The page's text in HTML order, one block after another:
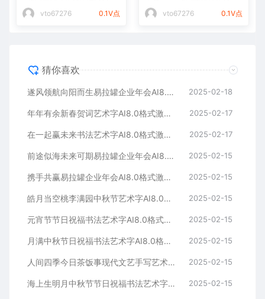
vto67276
0.1V点
vto67276
0.1V点
猜你喜欢
遂风领航向阳而生易拉罐企业年会AI8.0格式激光打标文件通用矢量图 2025-02-18
年年有余新春贺词艺术字AI8.0格式激光打标文件通用矢量图 2025-02-17
在一起赢未来书法艺术字AI8.0格式激光打标文件通用矢量图 2025-02-17
前途似海未来可期易拉罐企业年会AI8.0格式激光打标文件通用矢量图 2025-02-15
携手共赢易拉罐企业年会AI8.0格式激光打标文件通用矢量图 2025-02-15
皓月当空桃李满园中秋节艺术字AI8.0格式激光打标文件通用矢量图 2025-02-15
元宵节节日祝福书法艺术字AI8.0格式激光打标文件通用矢量图 2025-02-15
月满中秋节日祝福书法艺术字AI8.0格式激光打标文件通用矢量图 2025-02-15
人间四季今日茶饭事现代文艺手写艺术字AI8.0格式激光打标文件通用矢量图 2025-02-15
海上生明月中秋节节日祝福书法艺术字AI8.0格式激光打标文件通用矢量图 2025-02-15